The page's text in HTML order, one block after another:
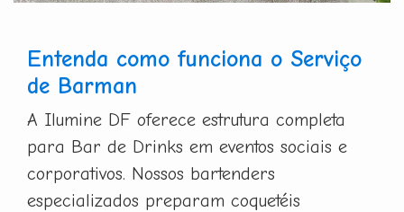
Entenda como funciona o Serviço
de Barman
A Ilumine DF oferece estrutura completa
para Bar de Drinks em eventos sociais e
corporativos. Nossos bartenders
especializados preparam coquetéis